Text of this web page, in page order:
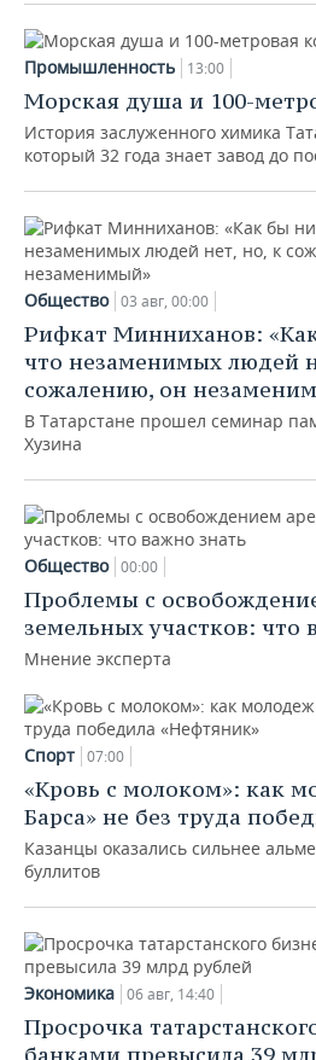
Промышленность 13:00
Морская душа и 100-
История заслуженного химика
который 32 года знает завод до
Общество 03 авг, 00:00
Рифкат Минниханов:
что незаменимых людей
сожалению, он
В Татарстане прошел семинар
Хузина
Общество 00:00
Проблемы с
земельных участков: что
Мнение эксперта
Спорт 07:00
«Кровь с молоком»: как
Барса» не без труда
Казанцы оказались сильнее
буллитов
Экономика 06 авг, 14:40
Просрочка